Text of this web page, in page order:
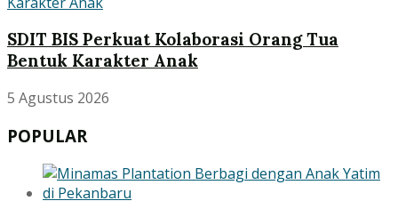
SDIT BIS Perkuat Kolaborasi Orang Tua
Bentuk Karakter Anak
5 Agustus 2026
POPULAR